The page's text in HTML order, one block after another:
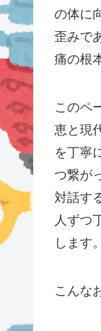
の体に
歪みで
痛の根
このペ
恵と現
を丁寧
つ繋が
対話す
人ずつ
します。
こんな